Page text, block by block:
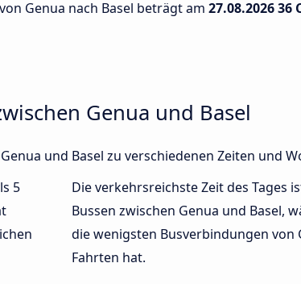
Genua nach Basel beträgt am 27.08.202636
Genua und Basel
und Basel zu verschiedenen Zeiten und
5
Die verkehrsreichste Zeit des Tages
Bussen zwischen Genua und Basel,
die wenigsten Busverbindungen von
Fahrten hat.